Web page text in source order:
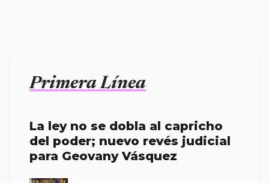
Primera Línea
La ley no se dobla al capricho
del poder; nuevo revés judicial
para Geovany Vásquez